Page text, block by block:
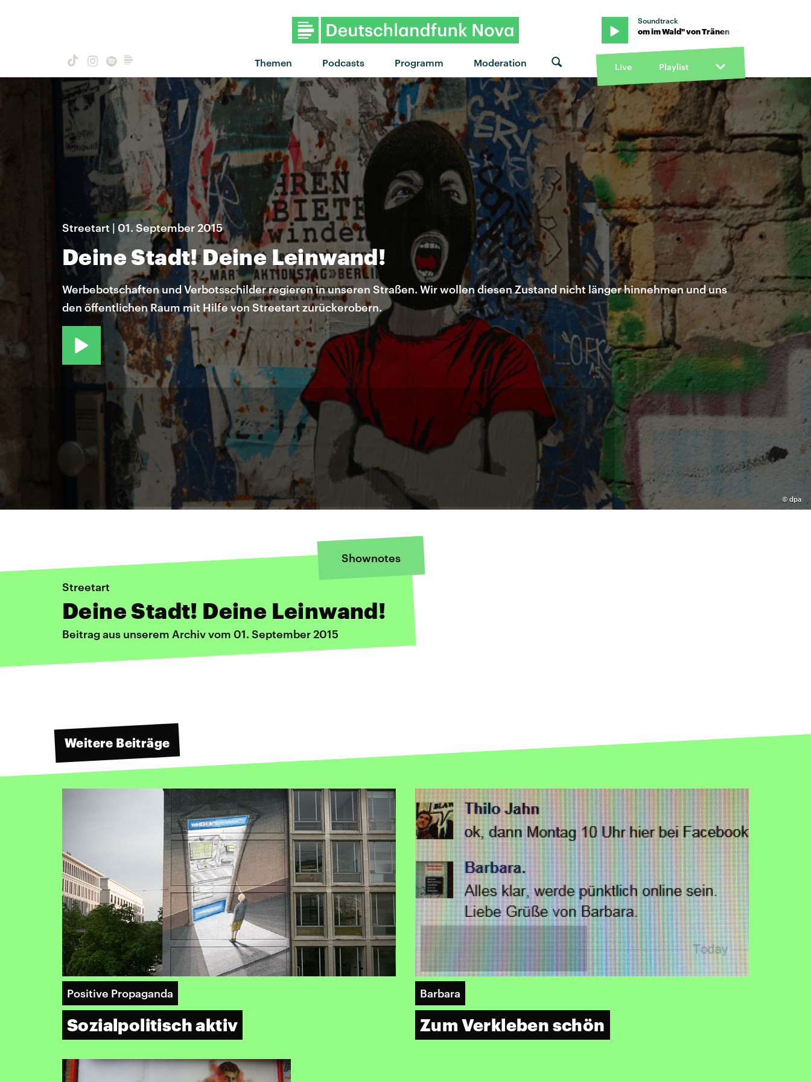
Themen Podcasts Programm Moderation
Soundtrack
"Chrom im Wald" von Tränen · "Chrom im Wald" von Tränen · "Chrom im Wald" von Tränen
Live Playlist
© dpa
Streetart | 01. September 2015
Deine Stadt! Deine Leinwand!
Werbebotschaften und Verbotsschilder regieren in unseren Straßen. Wir wollen diesen Zustand nicht länger hinnehmen und uns
den öffentlichen Raum mit Hilfe von Streetart zurückerobern.
Shownotes
Streetart
Deine Stadt! Deine Leinwand!
Beitrag aus unserem Archiv vom 01. September 2015
Weitere Beiträge
Positive Propaganda
Sozialpolitisch aktiv
Barbara
Zum Verkleben schön